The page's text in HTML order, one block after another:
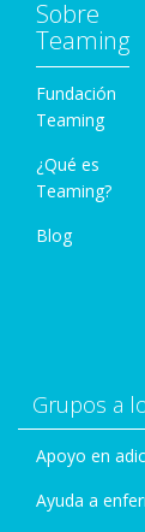
Sobre
Teaming
Fundación
Teaming
¿Qué es
Teaming?
Blog
Grupos a
Apoyo en
Ayuda a